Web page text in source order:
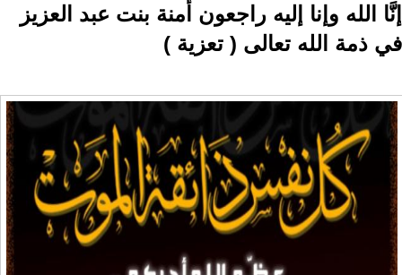
إنَّا الله وإنا إليه راجعون أمنة بنت عبد العزيز
في ذمة الله تعالى ( تعزية )